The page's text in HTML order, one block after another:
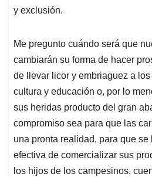
y exclusión.
Me pregunto cuándo será que
cambiarán su forma de hacer
de llevar licor y embriaguez a
cultura y educación o, por lo
sus heridas producto del gran
compromiso sea para que las
una pronta realidad, para que se
efectiva de comercializar sus
los hijos de los campesinos,